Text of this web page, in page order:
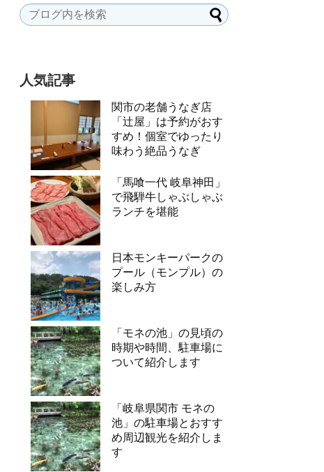
人気記事
関市の老舗うなぎ店
「辻屋」は予約がおす
すめ！個室でゆったり
味わう絶品うなぎ
「馬喰一代 岐阜神田」
で飛騨牛しゃぶしゃぶ
ランチを堪能
日本モンキーパークの
プール（モンプル）の
楽しみ方
「モネの池」の見頃の
時期や時間、駐車場に
ついて紹介します
「岐阜県関市 モネの
池」の駐車場とおすす
め周辺観光を紹介しま
す